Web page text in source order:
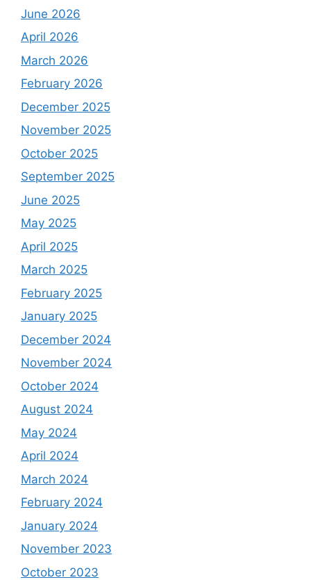
June 2026
April 2026
March 2026
February 2026
December 2025
November 2025
October 2025
September 2025
June 2025
May 2025
April 2025
March 2025
February 2025
January 2025
December 2024
November 2024
October 2024
August 2024
May 2024
April 2024
March 2024
February 2024
January 2024
November 2023
October 2023